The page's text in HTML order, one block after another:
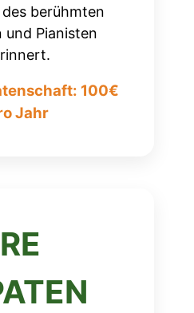
berühmten
und Pianisten
100€
Jahr